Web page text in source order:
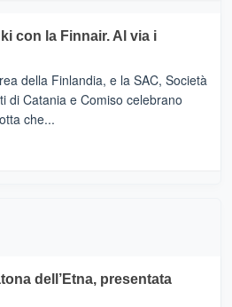
con la Finnair. Al via i
della Finlandia, e la SAC, Società
di Catania e Comiso celebrano
che...
dell’Etna, presentata